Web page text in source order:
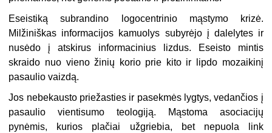
Eseistiką subrandino logocentrinio mąstymo krizė.
Milžiniškas informacijos kamuolys subyrėjo į dalelytes ir
nusėdo į atskirus informacinius lizdus. Eseisto mintis
skraido nuo vieno žinių korio prie kito ir lipdo mozaikinį
pasaulio vaizdą.
Jos nebekausto priežasties ir pasekmės lygtys, vedančios į
pasaulio vientisumo teologiją. Mąstoma asociacijų
pynėmis, kurios plačiai užgriebia, bet nepuola link